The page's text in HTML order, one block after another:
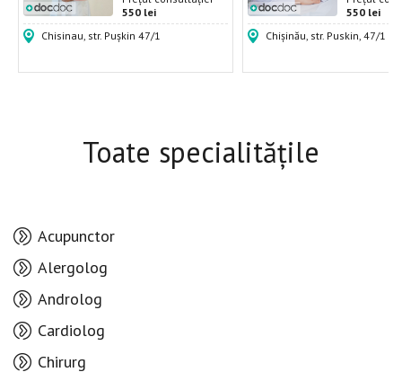
550 lei
Chisinau, str. Pușkin 47/1
550 lei
Chișinău, str. Puskin, 47/1
Toate specialitățile
Acupunctor
Alergolog
Androlog
Cardiolog
Chirurg